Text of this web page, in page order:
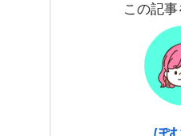
この記